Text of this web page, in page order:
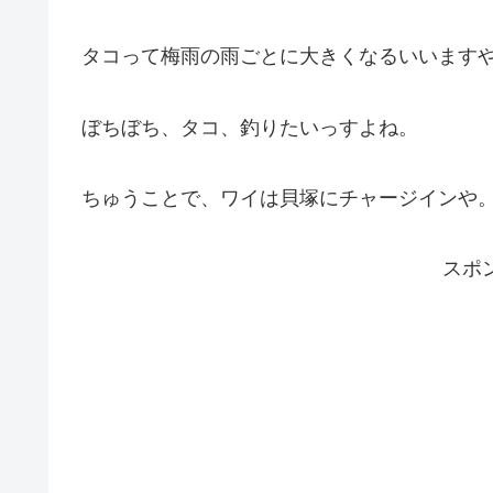
タコって梅雨の雨ごとに大きくなるいいます
ぼちぼち、タコ、釣りたいっすよね。
ちゅうことで、ワイは貝塚にチャージインや。
スポ